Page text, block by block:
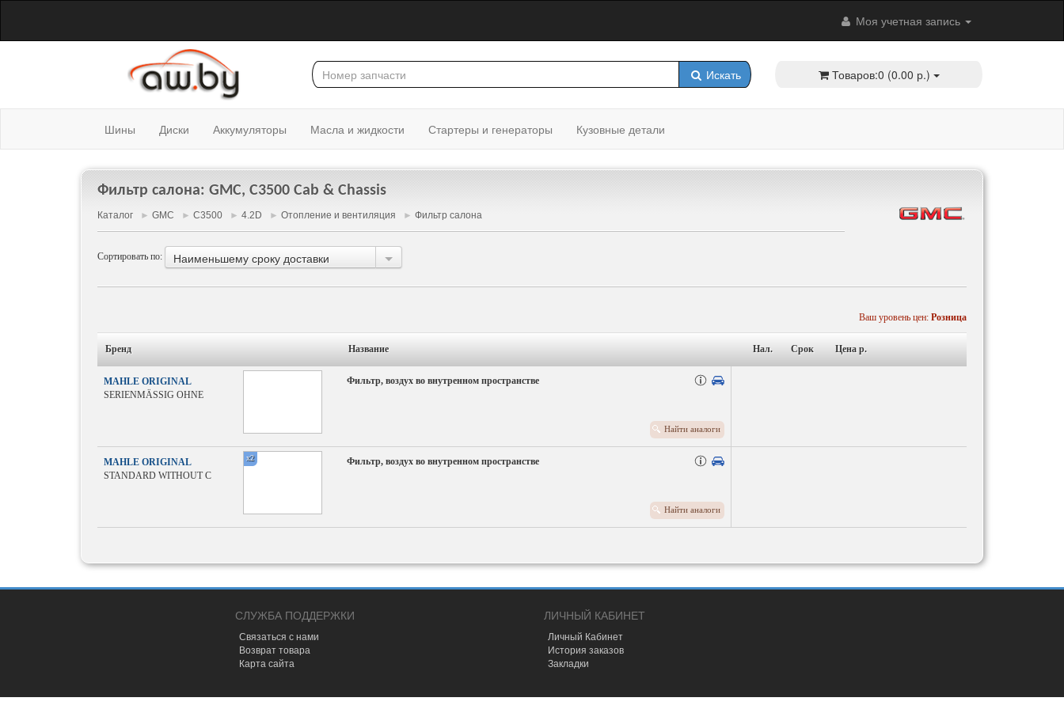
Моя учетная запись
Искать Товаров:0 (0.00 р.)
Шины Диски Аккумуляторы Масла и жидкости Стартеры и генераторы Кузовные детали
Фильтр салона: GMC, C3500 Cab & Chassis
Каталог ► GMC ► C3500 ► 4.2D ► Отопление и вентиляция ► Фильтр салона
Сортировать по: Наименьшему сроку доставки
Ваш уровень цен: Розница
Бренд Название Нал. Срок Цена p.
MAHLE ORIGINAL
SERIENMÄSSIG OHNE
Фильтр, воздух во внутренном пространстве
Найти аналоги
MAHLE ORIGINAL
STANDARD WITHOUT C
x2 Фильтр, воздух во внутренном пространстве
Найти аналоги
СЛУЖБА ПОДДЕРЖКИ
Связаться с нами
Возврат товара
Карта сайта
ЛИЧНЫЙ КАБИНЕТ
Личный Кабинет
История заказов
Закладки